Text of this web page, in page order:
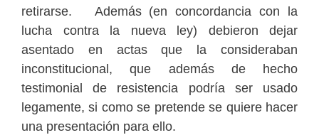
retirarse. Además (en concordancia con la
lucha contra la nueva ley) debieron dejar
asentado en actas que la consideraban
inconstitucional, que además de hecho
testimonial de resistencia podría ser usado
legamente, si como se pretende se quiere hacer
una presentación para ello.